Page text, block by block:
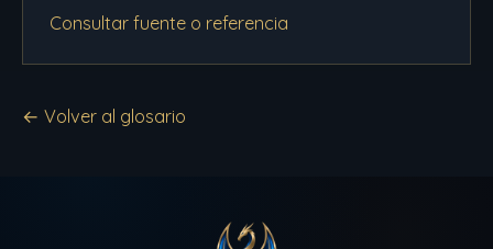
Consultar fuente o referencia
← Volver al glosario